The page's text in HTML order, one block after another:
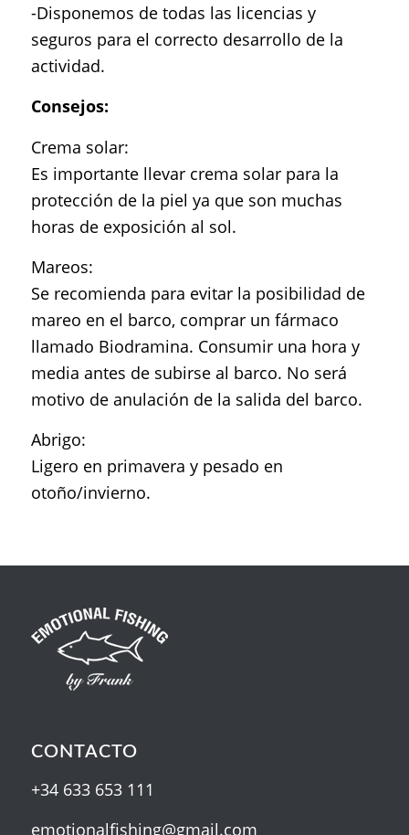
-Disponemos de todas las licencias y
seguros para el correcto desarrollo de la
actividad.
Consejos:
Crema solar:
Es importante llevar crema solar para la
protección de la piel ya que son muchas
horas de exposición al sol.
Mareos:
Se recomienda para evitar la posibilidad de
mareo en el barco, comprar un fármaco
llamado Biodramina. Consumir una hora y
media antes de subirse al barco. No será
motivo de anulación de la salida del barco.
Abrigo:
Ligero en primavera y pesado en
otoño/invierno.
CONTACTO
+34 633 653 111
emotionalfishing@gmail.com